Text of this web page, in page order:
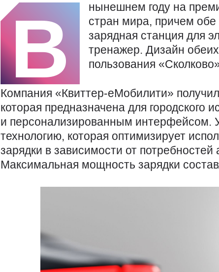
В нынешнем году на
стран мира, причем
зарядная станция для
тренажер. Дизайн обеих
пользования
Компания «Квиттер-еМобилити»
которая предназначена для городского
и персонализированным интерфейсом.
технологию, которая оптимизирует
зарядки в зависимости от
Максимальная мощность зарядки